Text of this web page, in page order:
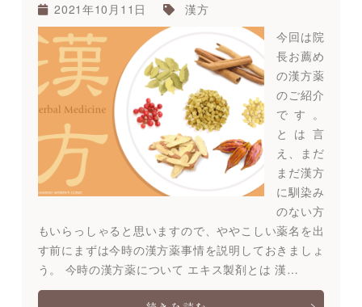
2021年10月11日
漢方
今回は院
長お薦め
の漢方薬
のご紹介
です。
とは言
え、まだ
まだ漢方
に馴染み
のない方
もいらっしゃると思いますので、ややこしい薬名を出
す前にまずは今時の漢方薬事情を説明しておきましょ
う。 今時の漢方薬について エキス製剤とは 漢…